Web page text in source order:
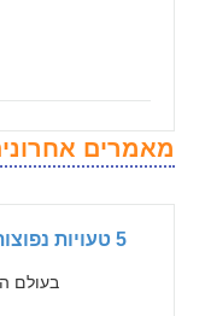
מאמרים
5 טעויות
בעולם